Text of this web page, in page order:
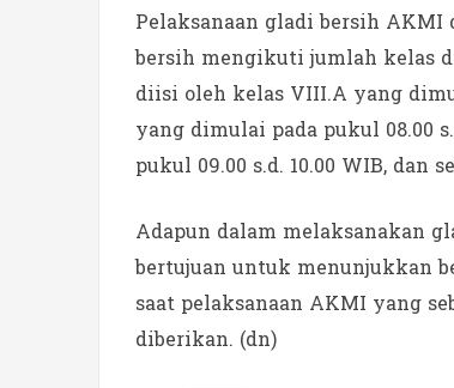
Pelaksanaan gladi bersih
bersih mengikuti jumlah kelas
diisi oleh kelas VIII.A yang
yang dimulai pada pukul 08.00
pukul 09.00 s.d. 10.00 WIB, dan
Adapun dalam melaksanakan
bertujuan untuk menunjukkan
saat pelaksanaan AKMI yang
diberikan. (dn)